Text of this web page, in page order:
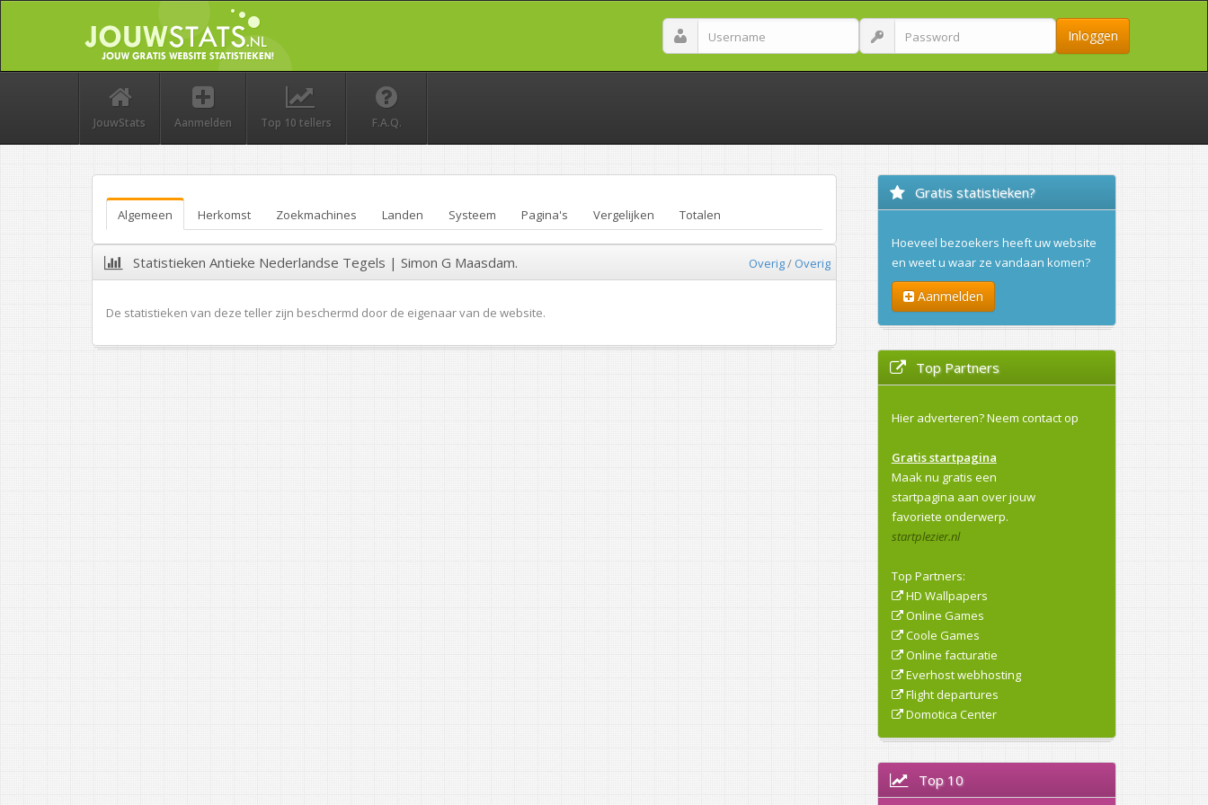
Inloggen
JouwStats Aanmelden Top 10 tellers F.A.Q.
Algemeen Herkomst Zoekmachines Landen Systeem Pagina's Vergelijken Totalen
Statistieken Antieke Nederlandse Tegels | Simon G Maasdam. Overig/Overig
De statistieken van deze teller zijn beschermd door de eigenaar van de website.
Gratis statistieken?
Hoeveel bezoekers heeft uw website
en weet u waar ze vandaan komen?
Aanmelden
Top Partners
Hier adverteren?Neem contact op
Gratis startpagina
Maak nu gratis een
startpagina aan over jouw
favoriete onderwerp.
startplezier.nl
Top Partners:
HD Wallpapers
Online Games
Coole Games
Online facturatie
Everhost webhosting
Flight departures
Domotica Center
Top 10